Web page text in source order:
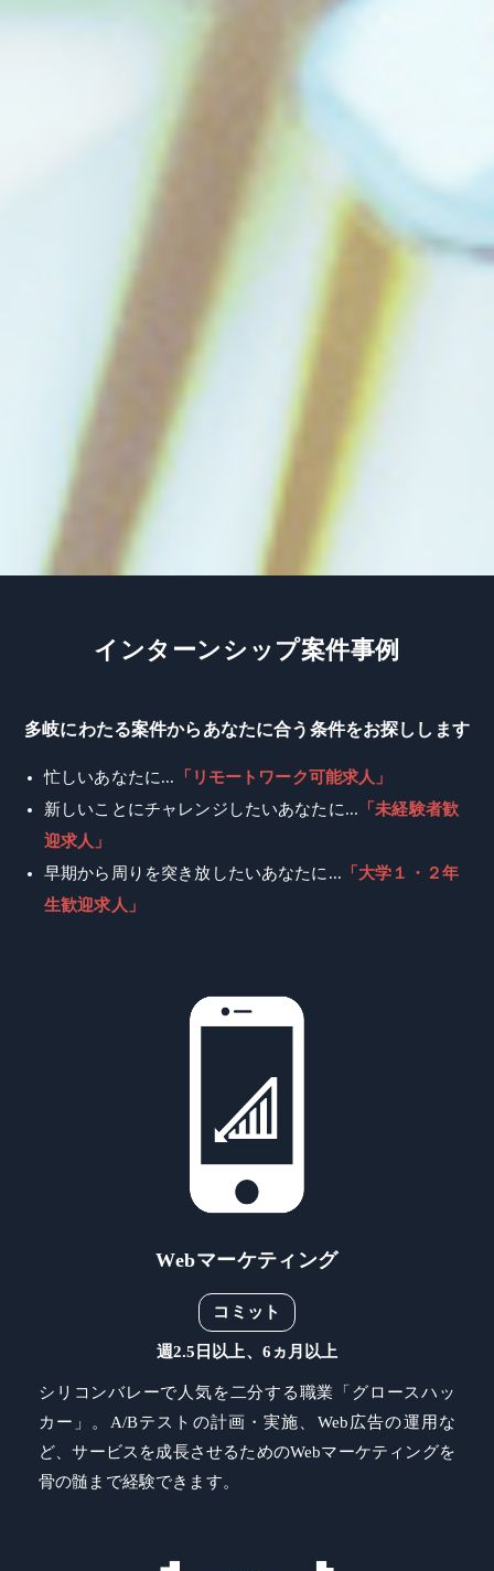
イ ンタ ーン シ ッ プ案件事例
多岐にわたる案件からあなたに合う条件をお探しします
忙しいあなたに... 「リモートワーク可能求人」
新しいことにチャレンジしたいあなたに... 「未経験者歓
迎求人」
早期から周りを突き放したいあなたに... 「大学１・２年
生歓迎求人」
Webマーケティング
コミット
週2.5日以上、6ヵ月以上
シリコンバレーで人気を二分する職業「グロースハッ
カー」。A/Bテストの計画・実施、Web広告の運用な
ど、サービスを成長させるためのWebマーケティングを
骨の髄まで経験できます。